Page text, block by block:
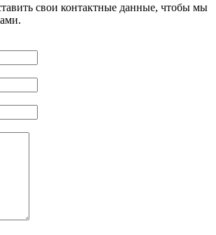
свои контактные данные, чтобы мы